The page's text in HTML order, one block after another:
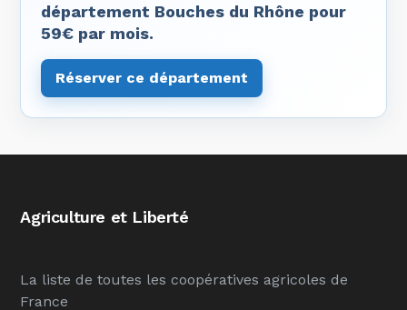
département Bouches du Rhône pour
59€ par mois.
Réserver ce département
Agriculture et Liberté
La liste de toutes les coopératives agricoles de
France